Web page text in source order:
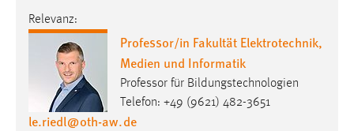
Relevanz:
Professor/in Fakultät Elektrotechnik,
Medien und Informatik
Professor für Bildungstechnologien
Telefon: +49 (9621) 482-3651
le.riedl@oth-aw.de